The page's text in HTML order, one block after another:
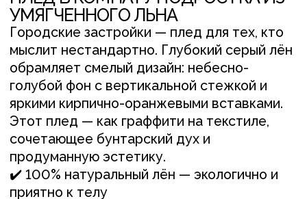
✔️ 100% натуральный лён — экологично и
приятно к телу
✔️ Стильный контраст — для комнат с
характером
✔️ Универсальный размер — подойдёт и
для кровати, и для дивана
Под таким пледом мечтается смелее, а
интерьер сразу приобретает
индивидуальность.
170*210 см
Наполнение:100% хлопковый наполнитель
Состав:100% умягченный лён
+ Индивидуальный чехол
ПОСМОТРЕТЬ ОТЗЫВ О РАБОТЕ
+